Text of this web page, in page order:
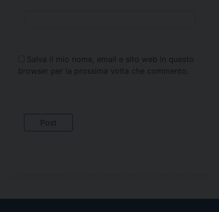
Salva il mio nome, email e sito web in questo
browser per la prossima volta che commento.